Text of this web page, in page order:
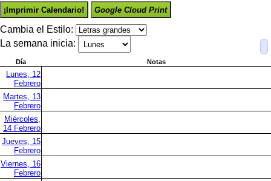
¡Imprimir Calendario! Google Cloud Print
Cambia el Estilo:
La semana inicia:
Día Notas
Lunes, 12
Febrero
Martes, 13
Febrero
Miércoles,
14 Febrero
Jueves, 15
Febrero
Viernes, 16
Febrero